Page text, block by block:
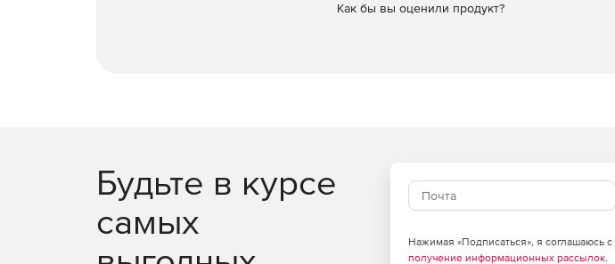
Создание мультисерверных кластеров и поддержание баланса нагрузки.
Как бы вы оценили продукт?
Будьте в курсе
самых
Нажимая «Подписаться», я соглашаюсь с
получение информационных рассылок.